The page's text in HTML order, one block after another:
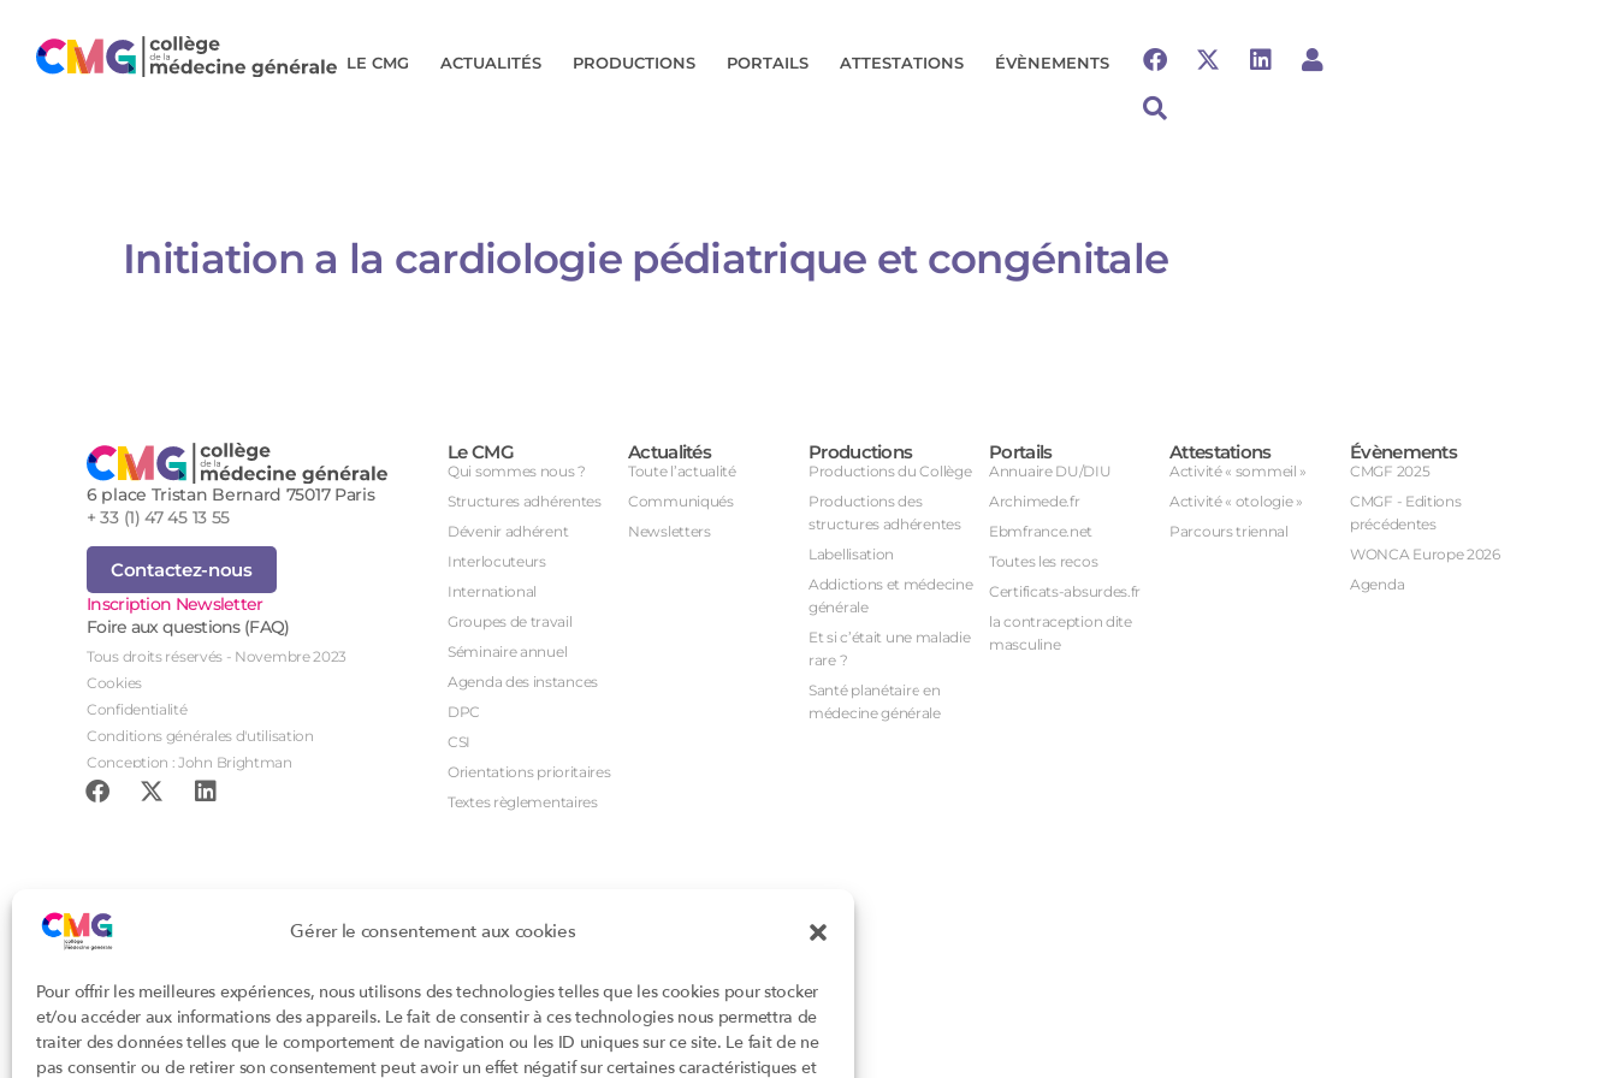
Gérer le consentement aux cookies
Pour offrir les meilleures expériences, nous utilisons des technologies telles que les cookies pour stocker
et/ou accéder aux informations des appareils. Le fait de consentir à ces technologies nous permettra de
traiter des données telles que le comportement de navigation ou les ID uniques sur ce site. Le fait de ne
pas consentir ou de retirer son consentement peut avoir un effet négatif sur certaines caractéristiques et
LE CMG ACTUALITÉS PRODUCTIONS PORTAILS ATTESTATIONS ÉVÈNEMENTS
Initiation a la cardiologie pédiatrique et congénitale
6 place Tristan Bernard 75017 Paris
+ 33 (1) 47 45 13 55
Contactez-nous
Inscription Newsletter
Foire aux questions (FAQ)
Tous droits réservés - Novembre 2023
Cookies
Confidentialité
Conditions générales d'utilisation
Conception : John Brightman
Le CMG
Qui sommes nous ?
Structures adhérentes
Dévenir adhérent
Interlocuteurs
International
Groupes de travail
Séminaire annuel
Agenda des instances
DPC
CSI
Orientations prioritaires
Textes règlementaires
Actualités
Toute l’actualité
Communiqués
Newsletters
Productions
Productions du Collège
Productions des
structures adhérentes
Labellisation
Addictions et médecine
générale
Et si c’était une maladie
rare ?
Santé planétaire en
médecine générale
Portails
Annuaire DU/DIU
Archimede.fr
Ebmfrance.net
Toutes les recos
Certificats-absurdes.fr
la contraception dite
masculine
Attestations
Activité « sommeil »
Activité « otologie »
Parcours triennal
Évènements
CMGF 2025
CMGF - Editions
précédentes
WONCA Europe 2026
Agenda